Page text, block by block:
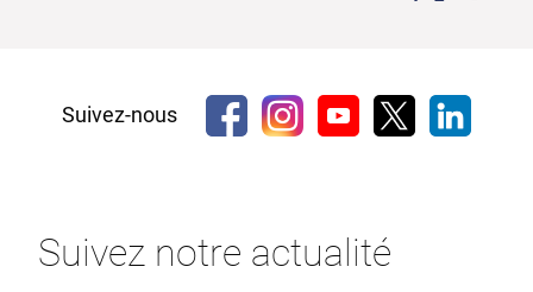
Suivez-nous
Suivez notre actualité